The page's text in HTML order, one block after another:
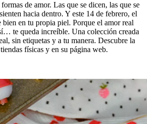
de amor. Las que se dicen, las que se
hacia dentro. Y este 14 de febrero, el
bien en tu propia piel. Porque el amor real
te queda increíble. Una colección creada
sin etiquetas y a tu manera. Descubre la
físicas y en su página web.